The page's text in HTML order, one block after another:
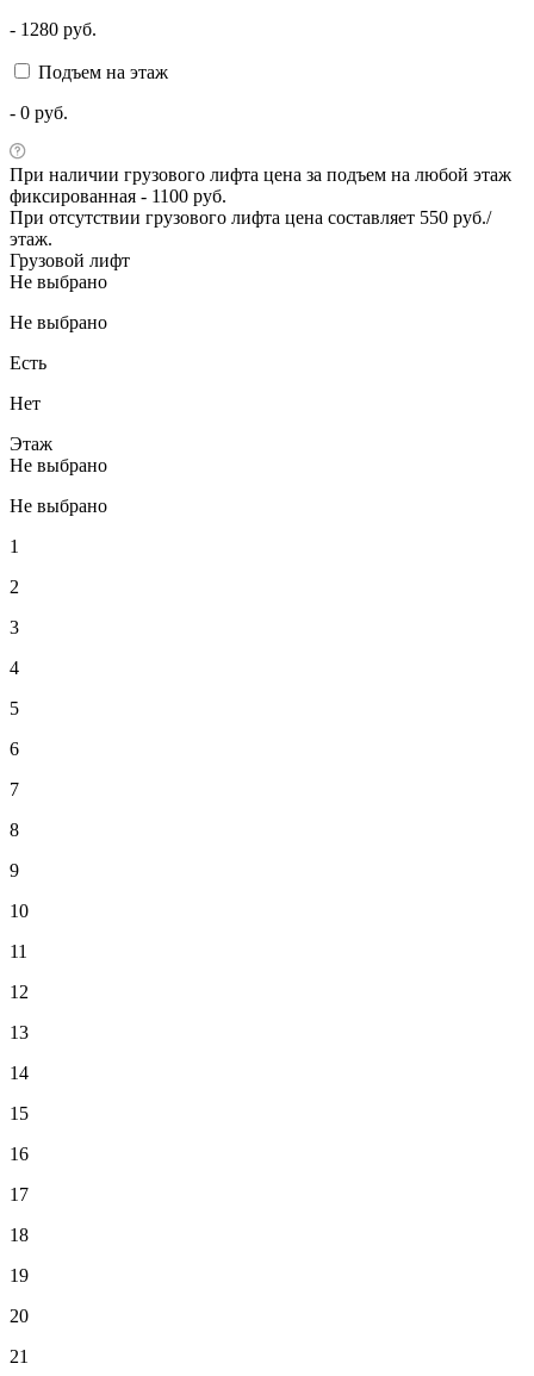
- 1280 руб.
Подъем на этаж
- 0 руб.
При наличии грузового лифта цена за подъем на любой этаж
фиксированная - 1100 руб.
При отсутствии грузового лифта цена составляет 550 руб./
этаж.
Грузовой лифт
Не выбрано
Не выбрано
Есть
Нет
Этаж
Не выбрано
Не выбрано
1
2
3
4
5
6
7
8
9
10
11
12
13
14
15
16
17
18
19
20
21